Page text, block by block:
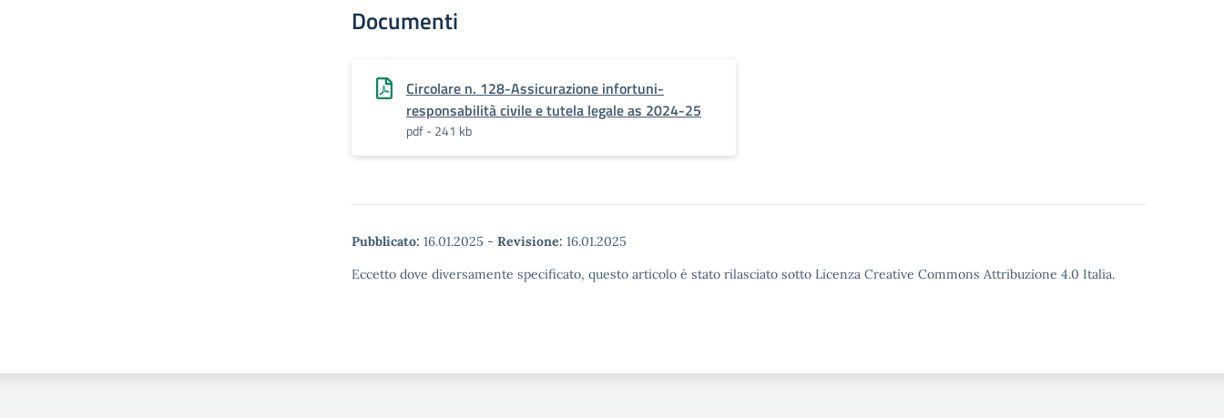
Documenti
Circolare n. 128-Assicurazione infortuni-
responsabilità civile e tutela legale as 2024-25
pdf - 241 kb
Pubblicato: 16.01.2025 - Revisione: 16.01.2025
Eccetto dove diversamente specificato, questo articolo è stato rilasciato sotto Licenza Creative Commons Attribuzione 4.0 Italia.